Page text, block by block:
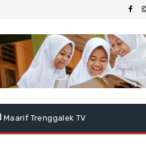
Maarif Trenggalek TV